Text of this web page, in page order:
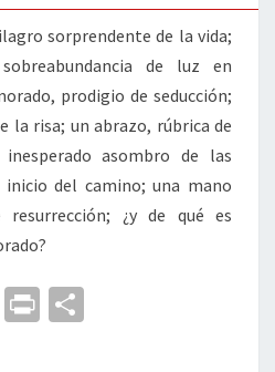
sorprendente de la vida;
de luz en
prodigio de seducción;
la risa; un abrazo, rúbrica de
asombro de las
del camino; una mano
resurrección; ¿y de qué es
E
Pr